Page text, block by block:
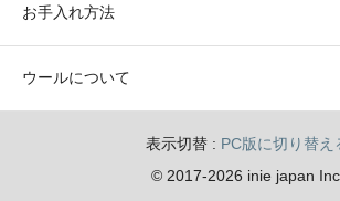
お手入れ方法
ウールについて
表示切替 : PC版に切り替え
© 2017-2026 inie japan Inc.